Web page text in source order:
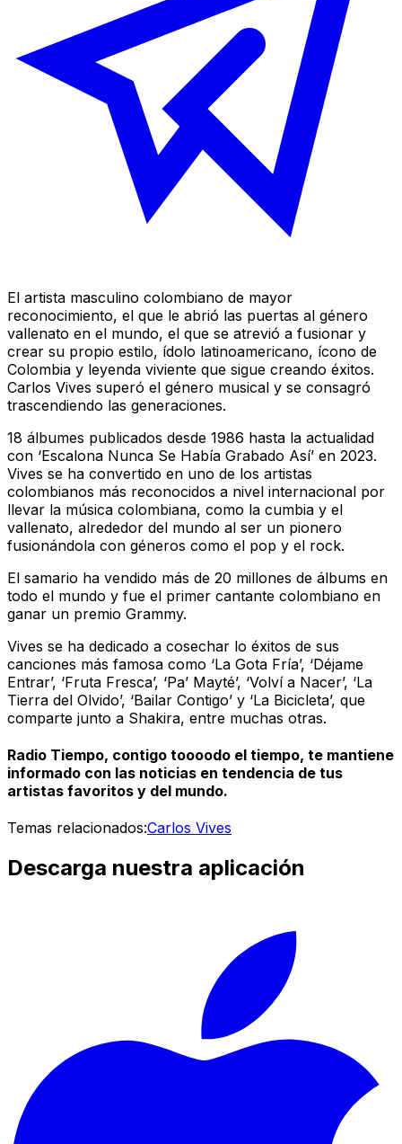
El artista masculino colombiano de mayor
reconocimiento, el que le abrió las puertas al género
vallenato en el mundo, el que se atrevió a fusionar y
crear su propio estilo, ídolo latinoamericano, ícono de
Colombia y leyenda viviente que sigue creando éxitos.
Carlos Vives superó el género musical y se consagró
trascendiendo las generaciones.
18 álbumes publicados desde 1986 hasta la actualidad
con ‘Escalona Nunca Se Había Grabado Así’ en 2023.
Vives se ha convertido en uno de los artistas
colombianos más reconocidos a nivel internacional por
llevar la música colombiana, como la cumbia y el
vallenato, alrededor del mundo al ser un pionero
fusionándola con géneros como el pop y el rock.
El samario ha vendido más de 20 millones de álbums en
todo el mundo y fue el primer cantante colombiano en
ganar un premio Grammy.
Vives se ha dedicado a cosechar lo éxitos de sus
canciones más famosa como ‘La Gota Fría’, ‘Déjame
Entrar’, ‘Fruta Fresca’, ‘Pa’ Mayté’, ‘Volví a Nacer’, ‘La
Tierra del Olvido’, ‘Bailar Contigo’ y ‘La Bicicleta’, que
comparte junto a Shakira, entre muchas otras.
Radio Tiempo, contigo toooodo el tiempo, te mantiene
informado con las noticias en tendencia de tus
artistas favoritos y del mundo.
Temas relacionados:Carlos Vives
Descarga nuestra aplicación